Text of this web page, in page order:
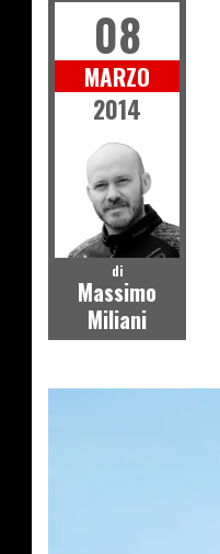
08
MARZO
2014
di
Massimo
Miliani